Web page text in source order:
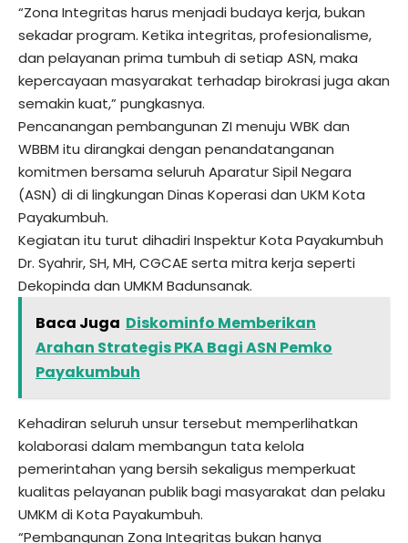
“Zona Integritas harus menjadi budaya kerja, bukan
sekadar program. Ketika integritas, profesionalisme,
dan pelayanan prima tumbuh di setiap ASN, maka
kepercayaan masyarakat terhadap birokrasi juga akan
semakin kuat,” pungkasnya.
Pencanangan pembangunan ZI menuju WBK dan
WBBM itu dirangkai dengan penandatanganan
komitmen bersama seluruh Aparatur Sipil Negara
(ASN) di di lingkungan Dinas Koperasi dan UKM Kota
Payakumbuh.
Kegiatan itu turut dihadiri Inspektur Kota Payakumbuh
Dr. Syahrir, SH, MH, CGCAE serta mitra kerja seperti
Dekopinda dan UMKM Badunsanak.
Baca Juga Diskominfo Memberikan
Arahan Strategis PKA Bagi ASN Pemko
Payakumbuh
Kehadiran seluruh unsur tersebut memperlihatkan
kolaborasi dalam membangun tata kelola
pemerintahan yang bersih sekaligus memperkuat
kualitas pelayanan publik bagi masyarakat dan pelaku
UMKM di Kota Payakumbuh.
“Pembangunan Zona Integritas bukan hanya